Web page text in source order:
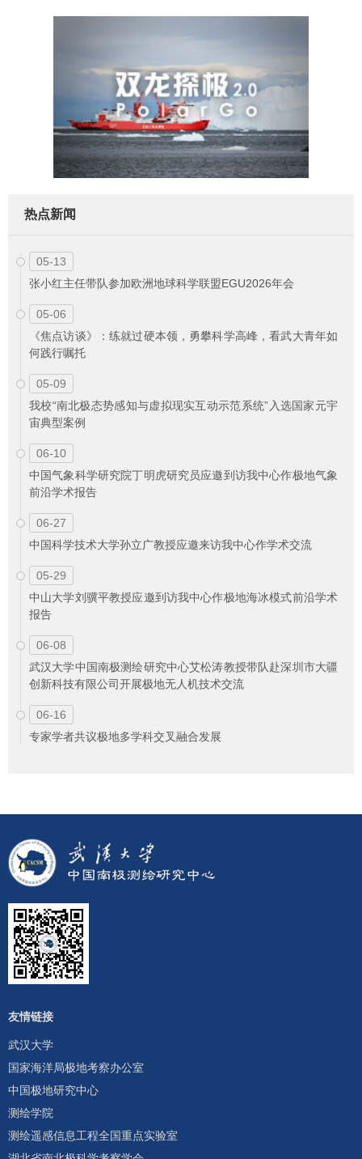
热点新闻
05-13
张小红主任带队参加欧洲地球科学联盟EGU2026年会
05-06
《焦点访谈》：练就过硬本领，勇攀科学高峰，看武大青年如
何践行嘱托
05-09
我校“南北极态势感知与虚拟现实互动示范系统”入选国家元宇
宙典型案例
06-10
中国气象科学研究院丁明虎研究员应邀到访我中心作极地气象
前沿学术报告
06-27
中国科学技术大学孙立广教授应邀来访我中心作学术交流
05-29
中山大学刘骥平教授应邀到访我中心作极地海冰模式前沿学术
报告
06-08
武汉大学中国南极测绘研究中心艾松涛教授带队赴深圳市大疆
创新科技有限公司开展极地无人机技术交流
06-16
专家学者共议极地多学科交叉融合发展
友情链接
武汉大学
国家海洋局极地考察办公室
中国极地研究中心
测绘学院
测绘遥感信息工程全国重点实验室